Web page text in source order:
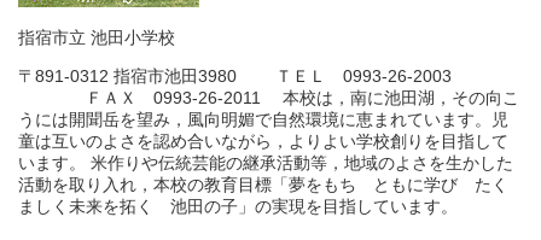
指宿市立 池田小学校
〒891-0312 指宿市池田3980 ＴＥＬ 0993-26-2003
ＦＡＸ 0993-26-2011 本校は，南に池田湖，その向こ
うには開聞岳を望み，風向明媚で自然環境に恵まれています。児
童は互いのよさを認め合いながら，よりよい学校創りを目指して
います。 米作りや伝統芸能の継承活動等，地域のよさを生かした
活動を取り入れ，本校の教育目標「夢をもち ともに学び たく
ましく未来を拓く 池田の子」の実現を目指しています。